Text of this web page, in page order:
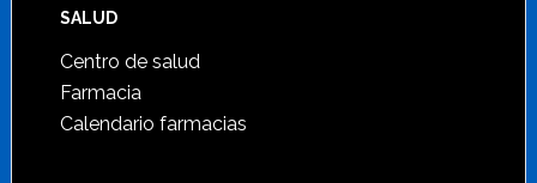
SALUD
Centro de salud
Farmacia
Calendario farmacias